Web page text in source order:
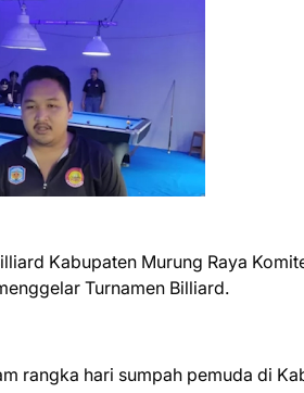
Kabupaten Murung Raya
Turnamen Billiard.
rangka hari sumpah pemuda di